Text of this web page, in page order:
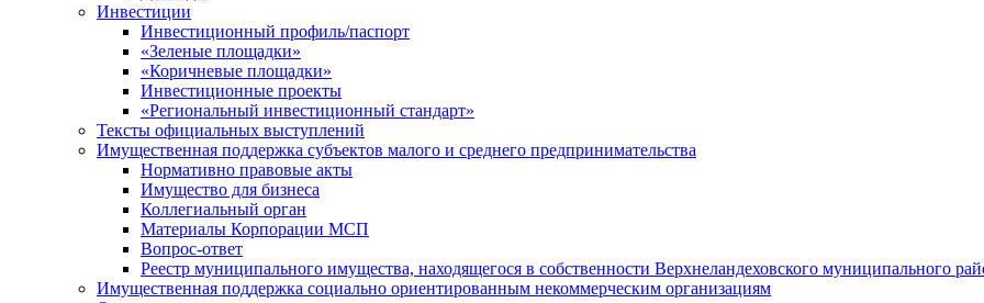
Инвестиции
Инвестиционный профиль/паспорт
«Зеленые площадки»
«Коричневые площадки»
Инвестиционные проекты
«Региональный инвестиционный стандарт»
Тексты официальных выступлений
Имущественная поддержка субъектов малого и среднего предпринимательства
Нормативно правовые акты
Имущество для бизнеса
Коллегиальный орган
Материалы Корпорации МСП
Вопрос-ответ
Реестр муниципального имущества, находящегося в собственности Верхнеландеховского муниципального
Имущественная поддержка социально ориентированным некоммерческим организациям